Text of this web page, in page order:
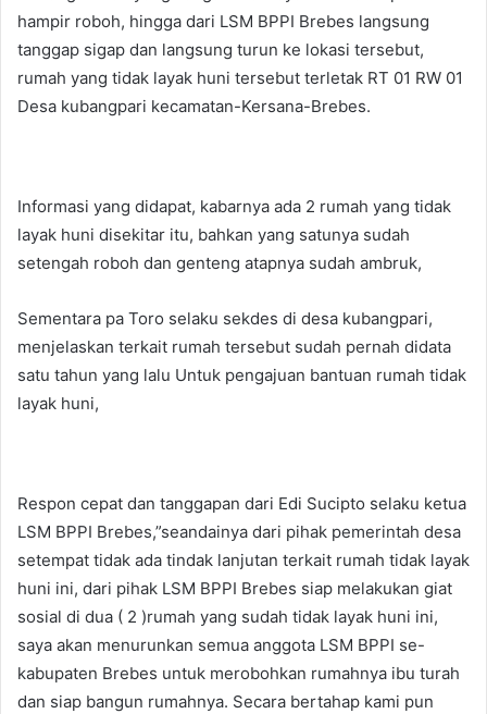
hampir roboh, hingga dari LSM BPPI Brebes langsung
tanggap sigap dan langsung turun ke lokasi tersebut,
rumah yang tidak layak huni tersebut terletak RT 01 RW 01
Desa kubangpari kecamatan-Kersana-Brebes.
Informasi yang didapat, kabarnya ada 2 rumah yang tidak
layak huni disekitar itu, bahkan yang satunya sudah
setengah roboh dan genteng atapnya sudah ambruk,
Sementara pa Toro selaku sekdes di desa kubangpari,
menjelaskan terkait rumah tersebut sudah pernah didata
satu tahun yang lalu Untuk pengajuan bantuan rumah tidak
layak huni,
Respon cepat dan tanggapan dari Edi Sucipto selaku ketua
LSM BPPI Brebes,”seandainya dari pihak pemerintah desa
setempat tidak ada tindak lanjutan terkait rumah tidak layak
huni ini, dari pihak LSM BPPI Brebes siap melakukan giat
sosial di dua ( 2 )rumah yang sudah tidak layak huni ini,
saya akan menurunkan semua anggota LSM BPPI se-
kabupaten Brebes untuk merobohkan rumahnya ibu turah
dan siap bangun rumahnya. Secara bertahap kami pun